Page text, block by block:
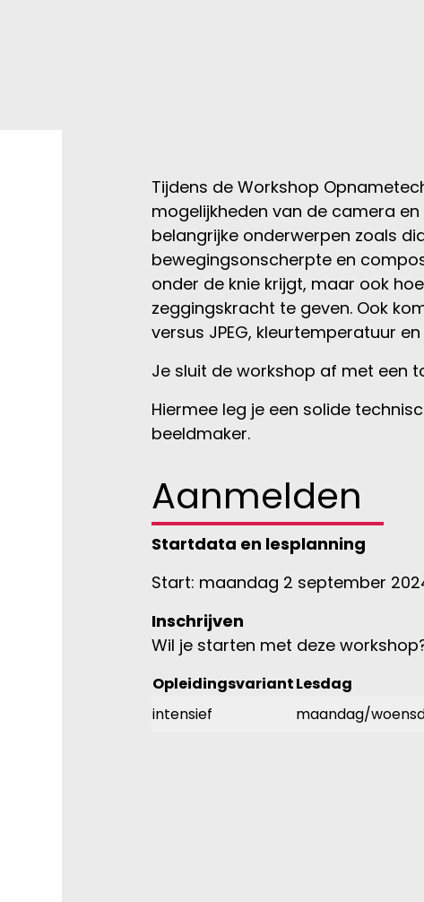
Tijdens de Workshop
mogelijkheden van de camera
belangrijke onderwerpen zoals
bewegingsonscherpte en
onder de knie krijgt, maar ook
zeggingskracht te geven. Ook
versus JPEG, kleurtemperatuur
Je sluit de workshop af met een
Hiermee leg je een solide
beeldmaker.
Aanmelden
Startdata en lesplanning
Start: maandag 2 september
Inschrijven
Wil je starten met deze
OpleidingsvariantLesdag
intensief
maandag/